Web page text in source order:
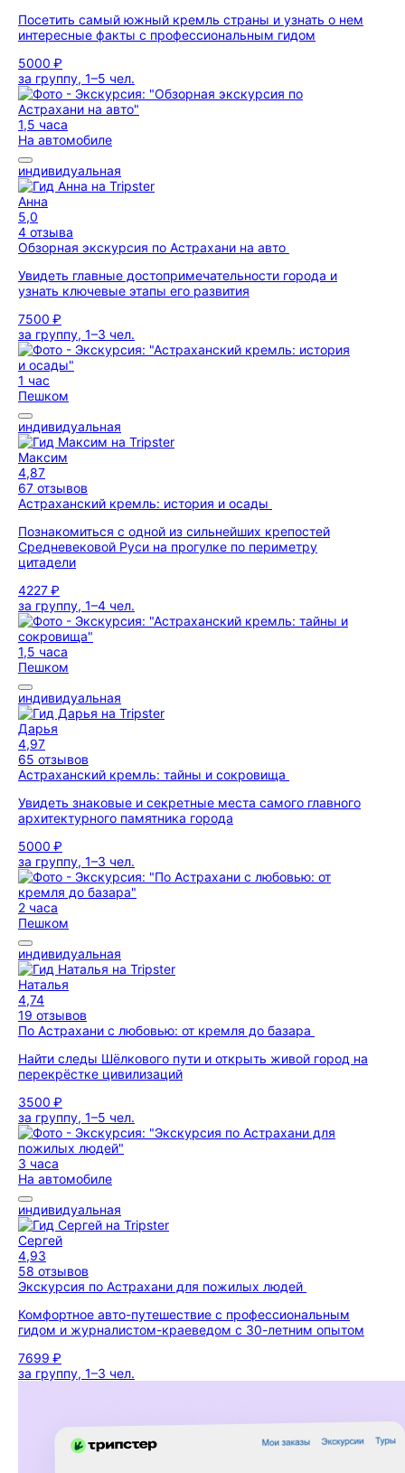
Посетить самый южный кремль страны и узнать о нем
интересные факты с профессиональным гидом
5000 ₽
за группу, 1–5 чел.
1,5 часа
На автомобиле
индивидуальная
Анна
5,0
4 отзыва
Обзорная экскурсия по Астрахани на авто
Увидеть главные достопримечательности города и
узнать ключевые этапы его развития
7500 ₽
за группу, 1–3 чел.
1 час
Пешком
индивидуальная
Максим
4,87
67 отзывов
Астраханский кремль: история и осады
Познакомиться с одной из сильнейших крепостей
Средневековой Руси на прогулке по периметру
цитадели
4227 ₽
за группу, 1–4 чел.
1,5 часа
Пешком
индивидуальная
Дарья
4,97
65 отзывов
Астраханский кремль: тайны и сокровища
Увидеть знаковые и секретные места самого главного
архитектурного памятника города
5000 ₽
за группу, 1–3 чел.
2 часа
Пешком
индивидуальная
Наталья
4,74
19 отзывов
По Астрахани с любовью: от кремля до базара
Найти следы Шёлкового пути и открыть живой город на
перекрёстке цивилизаций
3500 ₽
за группу, 1–5 чел.
3 часа
На автомобиле
индивидуальная
Сергей
4,93
58 отзывов
Экскурсия по Астрахани для пожилых людей
Комфортное авто-путешествие с профессиональным
гидом и журналистом-краеведом с 30-летним опытом
7699 ₽
за группу, 1–3 чел.